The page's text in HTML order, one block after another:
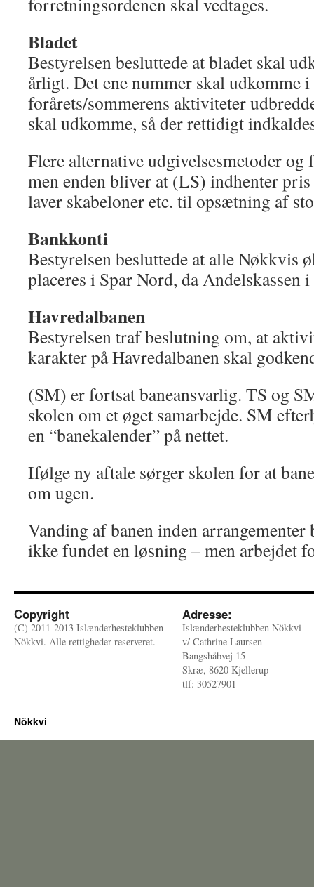
Bladet
Bestyrelsen besluttede at bladet skal
årligt. Det ene nummer skal udkomme i
forårets/sommerens aktiviteter
skal udkomme, så der rettidigt
Flere alternative udgivelsesmetoder
men enden bliver at (LS) indhenter
laver skabeloner etc. til opsætning af
Bankkonti
Bestyrelsen besluttede at alle Nøkkvis
placeres i Spar Nord, da Andelskassen
Havredalbanen
Bestyrelsen traf beslutning om, at
karakter på Havredalbanen skal
(SM) er fortsat baneansvarlig. TS og
skolen om et øget samarbejde. SM
en “banekalender” på nettet.
Ifølge ny aftale sørger skolen for at
om ugen.
Vanding af banen inden
ikke fundet en løsning – men arbejdet
Copyright
(C) 2011-2013 Islænderhesteklubben
Nökkvi. Alle rettigheder reserveret.
Adresse:
Islænderhesteklubben Nökkvi
v/ Cathrine Laursen
Bangshåbvej 15
Skræ, 8620 Kjellerup
tlf: 30527901
Nökkvi